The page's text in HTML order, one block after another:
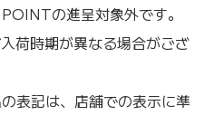
の進呈対象外です。
荷時期が異なる場合がござ
表記は、店舗での表示に準